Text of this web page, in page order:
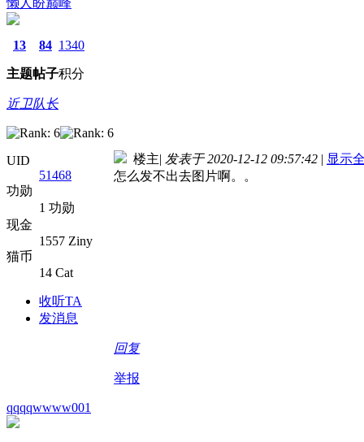
13
主题
84
帖子
1340
积分
近卫队长
UID
51468
功勋
1 功勋
现金
1557 Ziny
猫币
14 Cat
收听TA
发消息
楼主| 发表于 2020-12-12 09:57:42 | 显示
怎么发不出去图片啊。。
回复
举报
qqqqwwww001